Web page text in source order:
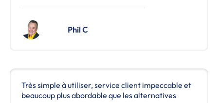
Phil C
Très simple à utiliser, service client impeccable et
beaucoup plus abordable que les alternatives